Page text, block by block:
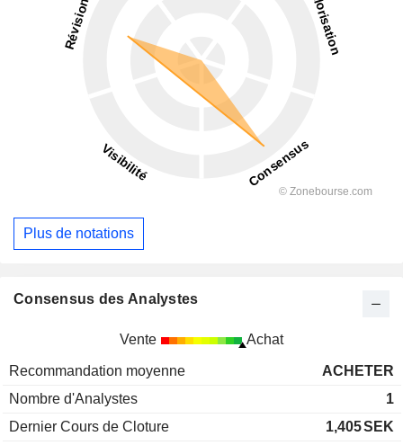
Plus de notations
Consensus des Analystes
Vente Achat
Recommandation moyenne
ACHETER
Nombre d'Analystes
1
Dernier Cours de Cloture
1,405SEK